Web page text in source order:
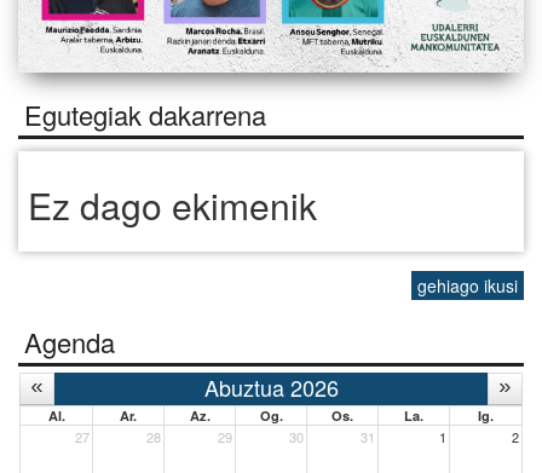
Egutegiak dakarrena
Ez dago ekimenik
gehiago ikusi
Agenda
Abuztua 2026
Al. Ar. Az. Og. Os. La. Ig.
27 28 29 30 31 1 2